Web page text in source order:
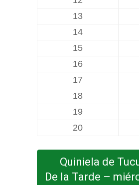
13
14
15
16
17
18
19
20
Quiniela de
De la Tarde –